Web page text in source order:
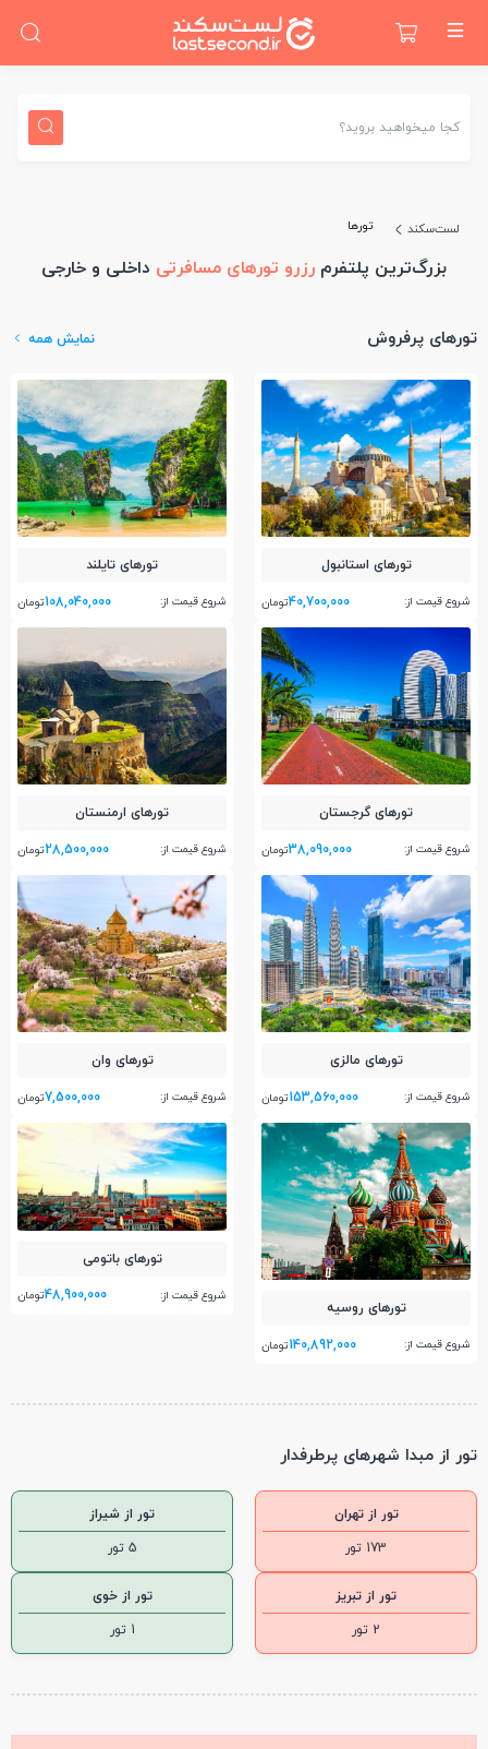
کجا میخواهید بروید؟
لست‌سکند تورها
بزرگ‌ترین پلتفرم رزرو تورهای مسافرتی داخلی و خارجی
تورهای پرفروش نمایش همه
تور‌های استانبول
شروع قیمت از: 40,700,000تومان
تور‌های تایلند
شروع قیمت از: 108,040,000تومان
تور‌های گرجستان
شروع قیمت از: 38,090,000تومان
تور‌های ارمنستان
شروع قیمت از: 28,500,000تومان
تور‌های مالزی
شروع قیمت از: 153,560,000تومان
تور‌های وان
شروع قیمت از: 7,500,000تومان
تور‌های روسیه
شروع قیمت از: 140,892,000تومان
تور‌های باتومی
شروع قیمت از: 48,900,000تومان
تور از مبدا شهرهای پرطرفدار
تور از تهران
173 تور
تور از شیراز
5 تور
تور از تبریز
2 تور
تور از خوی
1 تور